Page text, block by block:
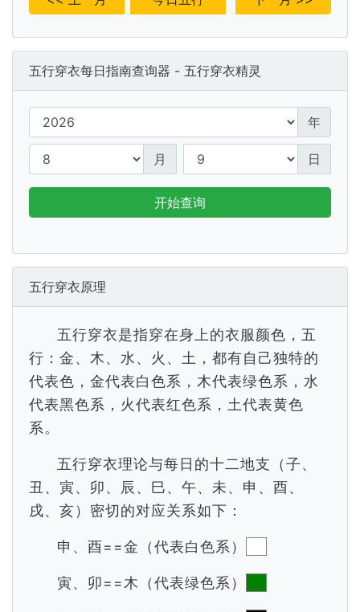
五行穿衣每日指南查询器 - 五行穿衣精灵
年
月 日
开始查询
五行穿衣原理
五行穿衣是指穿在身上的衣服颜色，五
行：金、木、水、火、土，都有自己独特的
代表色，金代表白色系，木代表绿色系，水
代表黑色系，火代表红色系，土代表黄色
系。
五行穿衣理论与每日的十二地支（子、
丑、寅、卯、辰、巳、午、未、申、酉、
戌、亥）密切的对应关系如下：
申、酉==金（代表白色系）
寅、卯==木（代表绿色系）